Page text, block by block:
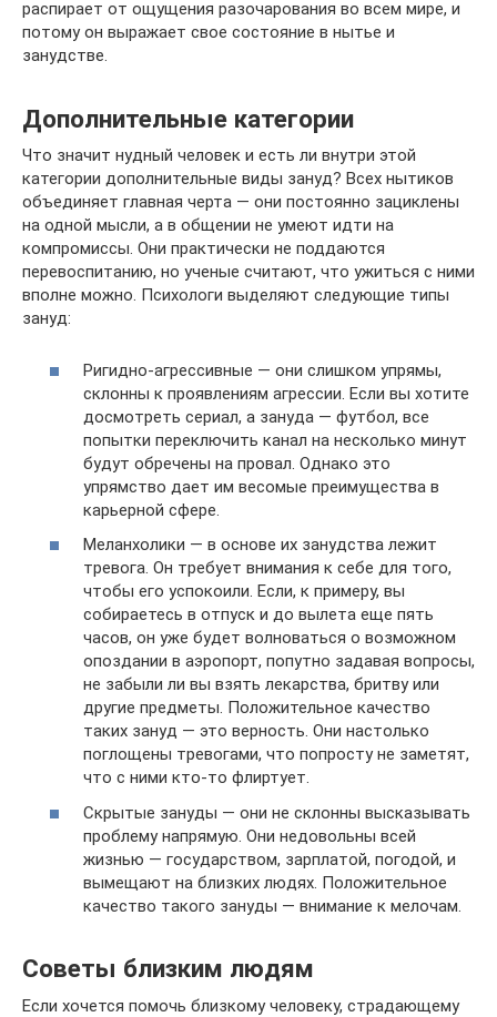
распирает от ощущения разочарования во всем мире, и
потому он выражает свое состояние в нытье и
занудстве.
Дополнительные категории
Что значит нудный человек и есть ли внутри этой
категории дополнительные виды зануд? Всех нытиков
объединяет главная черта — они постоянно зациклены
на одной мысли, а в общении не умеют идти на
компромиссы. Они практически не поддаются
перевоспитанию, но ученые считают, что ужиться с ними
вполне можно. Психологи выделяют следующие типы
зануд:
Ригидно-агрессивные — они слишком упрямы,
склонны к проявлениям агрессии. Если вы хотите
досмотреть сериал, а зануда — футбол, все
попытки переключить канал на несколько минут
будут обречены на провал. Однако это
упрямство дает им весомые преимущества в
карьерной сфере.
Меланхолики — в основе их занудства лежит
тревога. Он требует внимания к себе для того,
чтобы его успокоили. Если, к примеру, вы
собираетесь в отпуск и до вылета еще пять
часов, он уже будет волноваться о возможном
опоздании в аэропорт, попутно задавая вопросы,
не забыли ли вы взять лекарства, бритву или
другие предметы. Положительное качество
таких зануд — это верность. Они настолько
поглощены тревогами, что попросту не заметят,
что с ними кто-то флиртует.
Скрытые зануды — они не склонны высказывать
проблему напрямую. Они недовольны всей
жизнью — государством, зарплатой, погодой, и
вымещают на близких людях. Положительное
качество такого зануды — внимание к мелочам.
Советы близким людям
Если хочется помочь близкому человеку, страдающему